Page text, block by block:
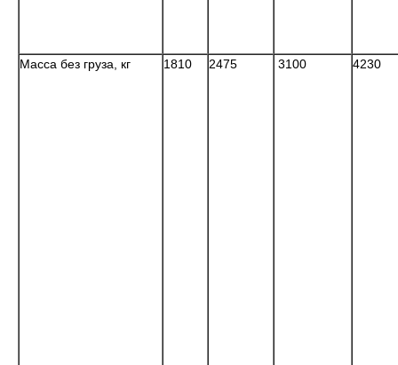
Масса без груза, кг 1810 2475 3100 4230